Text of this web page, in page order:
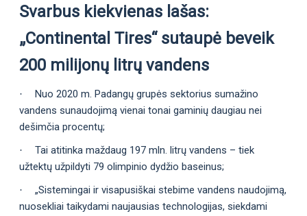
Svarbus kiekvienas lašas:
„Continental Tires“ sutaupė beveik
200 milijonų litrų vandens
·
Nuo 2020 m. Padangų grupės sektorius sumažino
vandens sunaudojimą vienai tonai gaminių daugiau nei
dešimčia procentų;
·
Tai atitinka maždaug 197 mln. litrų vandens – tiek
užtektų užpildyti 79 olimpinio dydžio baseinus;
·
„Sistemingai ir visapusiškai stebime vandens naudojimą,
nuosekliai taikydami naujausias technologijas, siekdami